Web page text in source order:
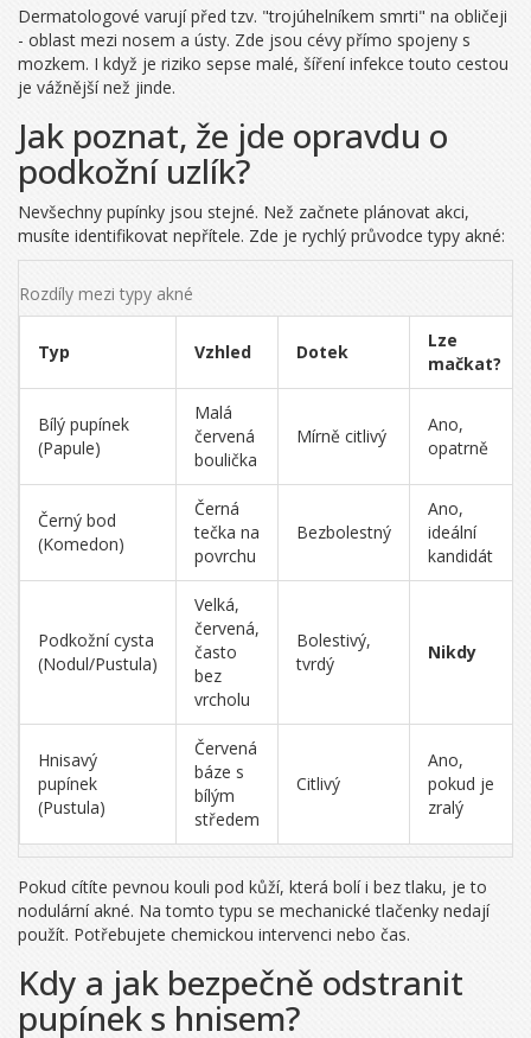
Dermatologové varují před tzv. "trojúhelníkem smrti" na obličeji
- oblast mezi nosem a ústy. Zde jsou cévy přímo spojeny s
mozkem. I když je riziko sepse malé, šíření infekce touto cestou
je vážnější než jinde.
Jak poznat, že jde opravdu o
podkožní uzlík?
Nevšechny pupínky jsou stejné. Než začnete plánovat akci,
musíte identifikovat nepřítele. Zde je rychlý průvodce typy akné:
Rozdíly mezi typy akné
Typ Vzhled Dotek
Lze
mačkat?
Bílý pupínek
(Papule)
Malá
červená
boulička
Mírně citlivý
Ano,
opatrně
Černý bod
(Komedon)
Černá
tečka na
povrchu
Bezbolestný
Ano,
ideální
kandidát
Podkožní cysta
(Nodul/Pustula)
Velká,
červená,
často
bez
vrcholu
Bolestivý,
tvrdý
Nikdy
Hnisavý
pupínek
(Pustula)
Červená
báze s
bílým
středem
Citlivý
Ano,
pokud je
zralý
Pokud cítíte pevnou kouli pod kůží, která bolí i bez tlaku, je to
nodulární akné. Na tomto typu se mechanické tlačenky nedají
použít. Potřebujete chemickou intervenci nebo čas.
Kdy a jak bezpečně odstranit
pupínek s hnisem?